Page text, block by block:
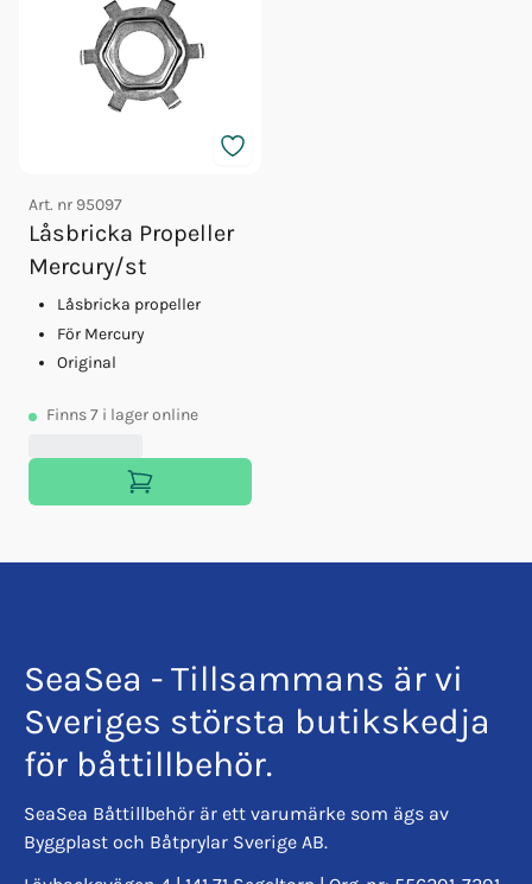
Art. nr 95097
Låsbricka Propeller
Mercury/st
Låsbricka propeller
För Mercury
Original
Finns7 i lager online
SeaSea - Tillsammans är vi
Sveriges största butikskedja
för båttillbehör.
SeaSea Båttillbehör är ett varumärke som ägs av
Byggplast och Båtprylar Sverige AB.